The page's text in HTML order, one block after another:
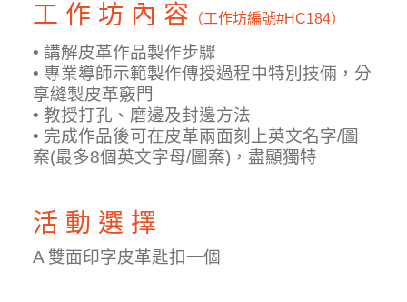
工 作 坊 內 容 （工作坊編號#HC184）
• 講解皮革作品製作步驟
• 專業導師示範製作傳授過程中特別技倆，分
享縫製皮革竅門
• 教授打孔、磨邊及封邊方法
• 完成作品後可在皮革兩面刻上英文名字/圖
案(最多8個英文字母/圖案)，盡顯獨特
活 動 選 擇
A 雙面印字皮革匙扣一個